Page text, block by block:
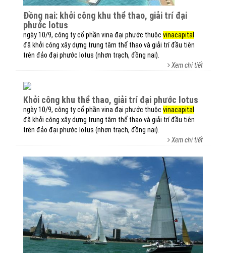
đồng nai: khởi công khu thể thao, giải trí đại
phước lotus
ngày 10/9, công ty cổ phần vina đại phước thuộc vinacapital
đã khởi công xây dựng trung tâm thể thao và giải trí đầu tiên
trên đảo đại phước lotus (nhơn trạch, đồng nai).
Xem chi tiết
khởi công khu thể thao, giải trí đại phước lotus
ngày 10/9, công ty cổ phần vina đại phước thuộc vinacapital
đã khởi công xây dựng trung tâm thể thao và giải trí đầu tiên
trên đảo đại phước lotus (nhơn trạch, đồng nai).
Xem chi tiết